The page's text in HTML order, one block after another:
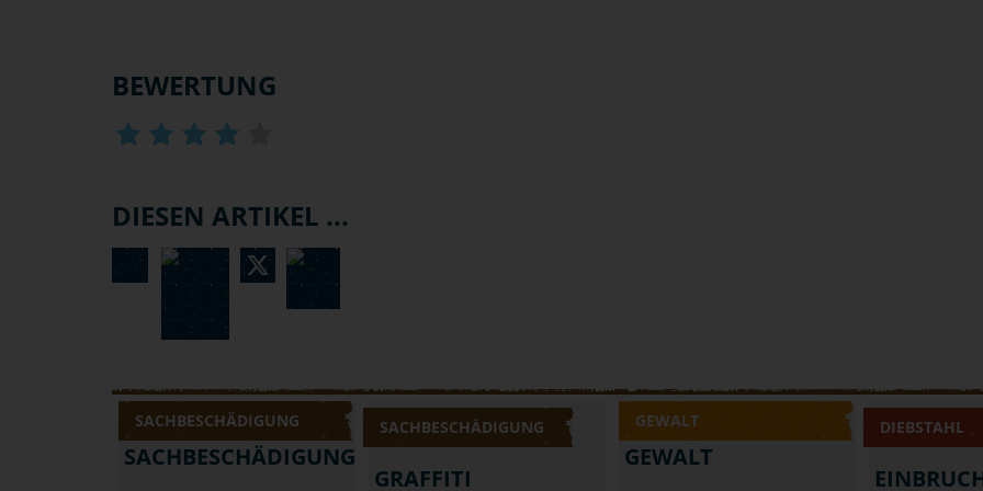
BEWERTUNG
DIESEN ARTIKEL ...
SACHBESCHÄDIGUNG
SACHBESCHÄDIGUNG
SACHBESCHÄDIGUNG
GRAFFITI
GEWALT
GEWALT
DIEBSTAHL